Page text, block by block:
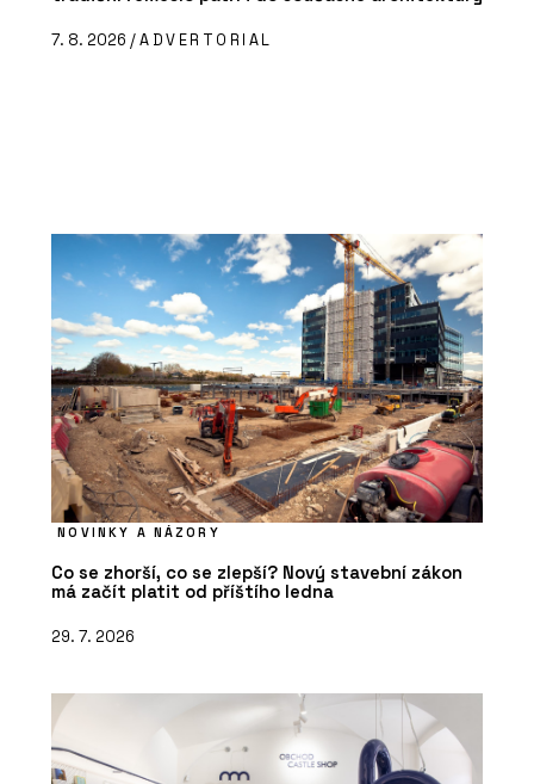
7. 8. 2026 /ADVERTORIAL
NOVINKY A NÁZORY
Co se zhorší, co se zlepší? Nový stavební zákon
má začít platit od příštího ledna
29. 7. 2026